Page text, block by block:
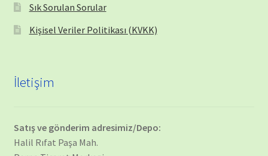
Sık Sorulan Sorular
Kişisel Veriler Politikası (KVKK)
İletişim
Satış ve gönderim adresimiz/Depo:
Halil Rıfat Paşa Mah.